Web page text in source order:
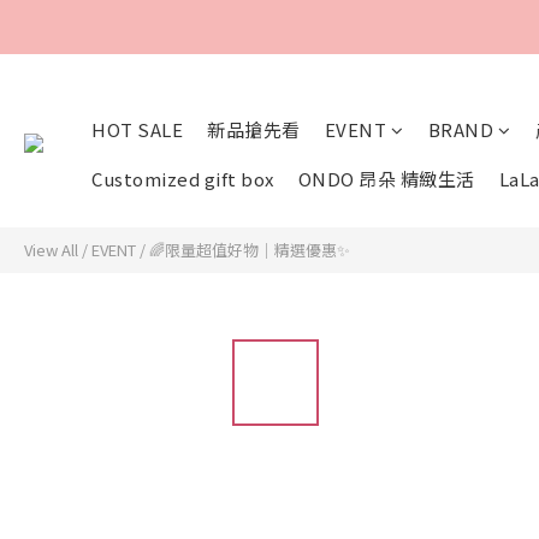
HOT SALE 新品搶先看 EVENT BRAND
Customized gift box
ONDO 昂朵 精緻生活
View All / EVENT / 🌈限量超值好物｜精選優惠✨